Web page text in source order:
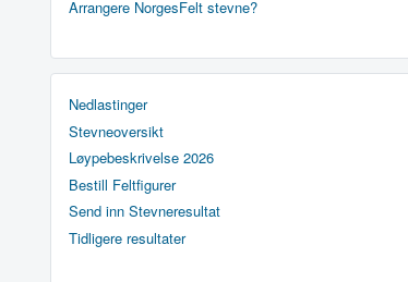
Arrangere NorgesFelt stevne?
Nedlastinger
Stevneoversikt
Løypebeskrivelse 2026
Bestill Feltfigurer
Send inn Stevneresultat
Tidligere resultater